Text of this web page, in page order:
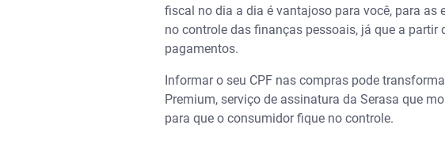
fiscal no dia a dia é vantajoso para você, para as
no controle das finanças pessoais, já que a
pagamentos.
Informar o seu CPF nas compras pode
Premium, serviço de assinatura da Serasa que
para que o consumidor fique no controle.